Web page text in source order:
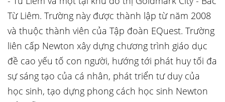
Từ Liêm. Trường này được thành lập từ năm 2008
và thuộc thành viên của Tập đoàn EQuest. Trường
liên cấp Newton xây dựng chương trình giáo dục
đề cao yếu tố con người, hướng tới phát huy tối đa
sự sáng tạo của cá nhân, phát triển tư duy của
học sinh, tạo dựng phong cách học sinh Newton